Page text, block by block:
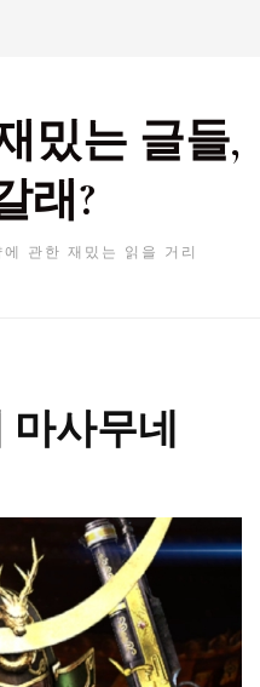
밌는 글들,
래?
관한 재밌는 읽을 거리
마사무네